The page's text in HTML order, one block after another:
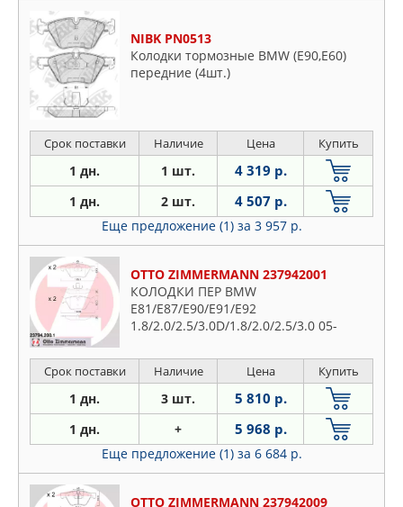
NIBK PN0513
Колодки тормозные BMW (E90,E60)
передние (4шт.)
Срок поставки Наличие Цена Купить
1 дн. 1 шт. 4 319 р.
1 дн. 2 шт. 4 507 р.
Еще предложение (1) за 3 957 р.
OTTO ZIMMERMANN 237942001
КОЛОДКИ ПЕР BMW
E81/E87/E90/E91/E92
1.8/2.0/2.5/3.0D/1.8/2.0/2.5/3.0 05-
Срок поставки Наличие Цена Купить
1 дн. 3 шт. 5 810 р.
1 дн. + 5 968 р.
Еще предложение (1) за 6 684 р.
OTTO ZIMMERMANN 237942009